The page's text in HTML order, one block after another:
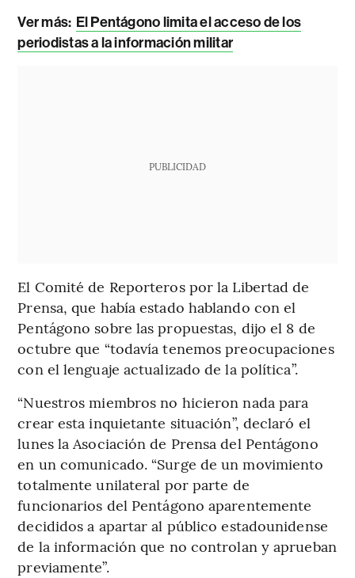
Ver más: El Pentágono limita el acceso de los
periodistas a la información militar
PUBLICIDAD
El Comité de Reporteros por la Libertad de
Prensa, que había estado hablando con el
Pentágono sobre las propuestas, dijo el 8 de
octubre que “todavía tenemos preocupaciones
con el lenguaje actualizado de la política”.
“Nuestros miembros no hicieron nada para
crear esta inquietante situación”, declaró el
lunes la Asociación de Prensa del Pentágono
en un comunicado. “Surge de un movimiento
totalmente unilateral por parte de
funcionarios del Pentágono aparentemente
decididos a apartar al público estadounidense
de la información que no controlan y aprueban
previamente”.